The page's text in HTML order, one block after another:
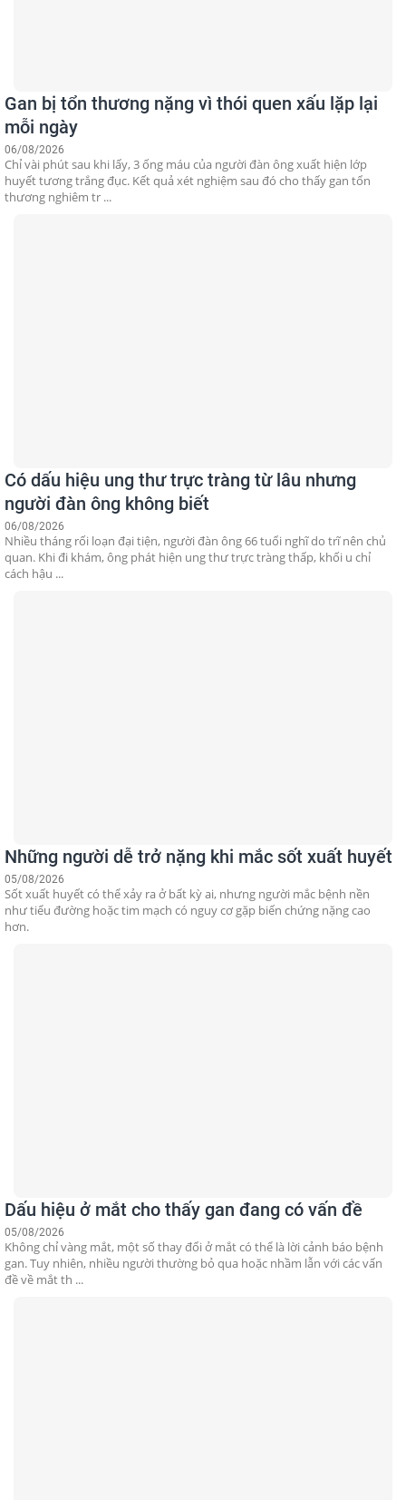
Gan bị tổn thương nặng vì thói quen xấu lặp lại
mỗi ngày
06/08/2026
Chỉ vài phút sau khi lấy, 3 ống máu của người đàn ông xuất hiện lớp
huyết tương trắng đục. Kết quả xét nghiệm sau đó cho thấy gan tổn
thương nghiêm tr ...
Có dấu hiệu ung thư trực tràng từ lâu nhưng
người đàn ông không biết
06/08/2026
Nhiều tháng rối loạn đại tiện, người đàn ông 66 tuổi nghĩ do trĩ nên chủ
quan. Khi đi khám, ông phát hiện ung thư trực tràng thấp, khối u chỉ
cách hậu ...
Những người dễ trở nặng khi mắc sốt xuất huyết
05/08/2026
Sốt xuất huyết có thể xảy ra ở bất kỳ ai, nhưng người mắc bệnh nền
như tiểu đường hoặc tim mạch có nguy cơ gặp biến chứng nặng cao
hơn.
Dấu hiệu ở mắt cho thấy gan đang có vấn đề
05/08/2026
Không chỉ vàng mắt, một số thay đổi ở mắt có thể là lời cảnh báo bệnh
gan. Tuy nhiên, nhiều người thường bỏ qua hoặc nhầm lẫn với các vấn
đề về mắt th ...